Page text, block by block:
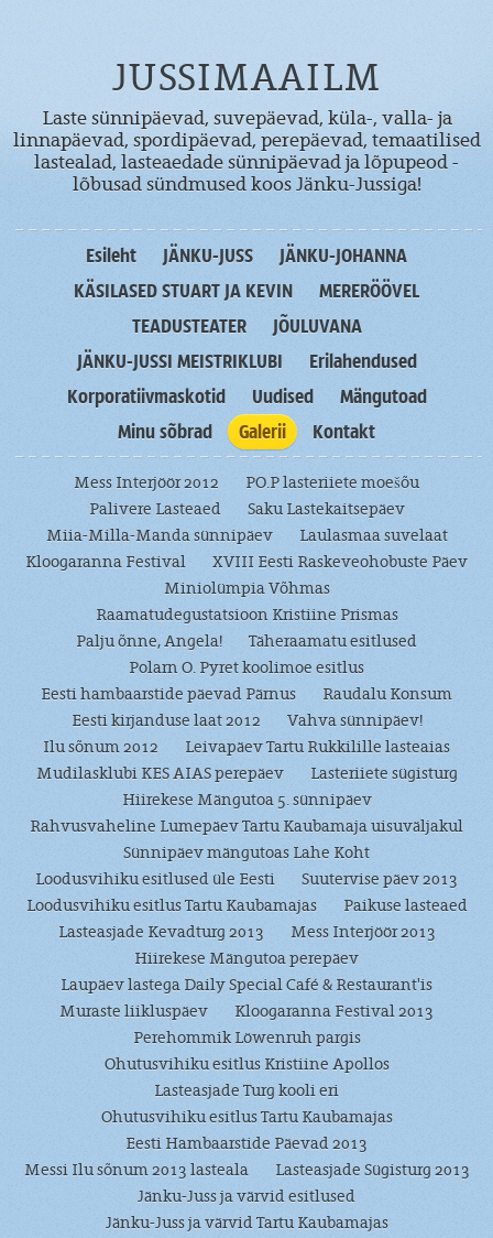
JUSSIMAAILM
Laste sünnipäevad, suvepäevad, küla-, valla- ja
linnapäevad, spordipäevad, perepäevad, temaatilised
lastealad, lasteaedade sünnipäevad ja lõpupeod -
lõbusad sündmused koos Jänku-Jussiga!
Esileht JÄNKU-JUSS
JÄNKU-JOHANNA
KÄSILASED STUART JA KEVIN
MERERÖÖVEL
TEADUSTEATER
JÕULUVANA
JÄNKU-JUSSI MEISTRIKLUBI
Erilahendused
Korporatiivmaskotid
Uudised
Mängutoad
Minu sõbrad
Galerii Kontakt
Mess Interjöör 2012
PO.P lasteriiete moešõu
Palivere Lasteaed
Saku Lastekaitsepäev
Miia-Milla-Manda sünnipäev
Laulasmaa suvelaat
Kloogaranna Festival
XVIII Eesti Raskeveohobuste Päev
Miniolümpia Võhmas
Raamatudegustatsioon Kristiine Prismas
Palju õnne, Angela!
Täheraamatu esitlused
Polarn O. Pyret koolimoe esitlus
Eesti hambaarstide päevad Pärnus
Raudalu Konsum
Eesti kirjanduse laat 2012
Vahva sünnipäev!
Ilu sõnum 2012
Leivapäev Tartu Rukkilille lasteaias
Mudilasklubi KES AIAS perepäev
Lasteriiete sügisturg
Hiirekese Mängutoa 5. sünnipäev
Rahvusvaheline Lumepäev Tartu Kaubamaja uisuväljakul
Sünnipäev mängutoas Lahe Koht
Loodusvihiku esitlused üle Eesti
Suutervise päev 2013
Loodusvihiku esitlus Tartu Kaubamajas
Paikuse lasteaed
Lasteasjade Kevadturg 2013
Mess Interjöör 2013
Hiirekese Mängutoa perepäev
Laupäev lastega Daily Special Café & Restaurant'is
Muraste liikluspäev
Kloogaranna Festival 2013
Perehommik Löwenruh pargis
Ohutusvihiku esitlus Kristiine Apollos
Lasteasjade Turg kooli eri
Ohutusvihiku esitlus Tartu Kaubamajas
Eesti Hambaarstide Päevad 2013
Messi Ilu sõnum 2013 lasteala
Lasteasjade Sügisturg 2013
Jänku-Juss ja värvid esitlused
Jänku-Juss ja värvid Tartu Kaubamajas